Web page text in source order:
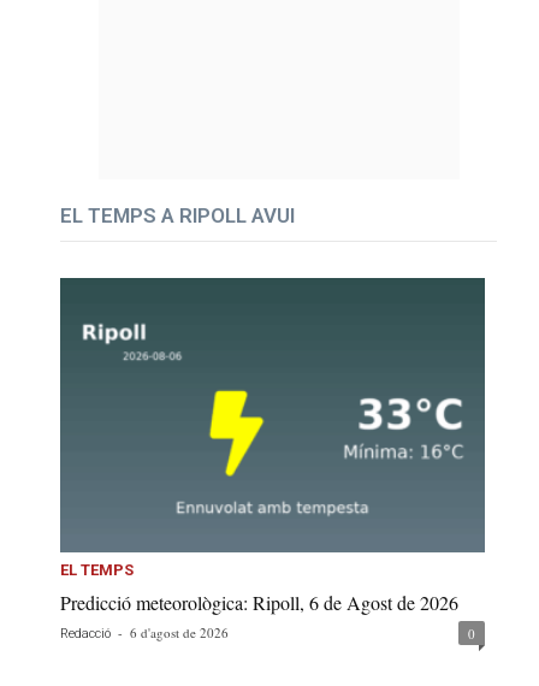
EL TEMPS A RIPOLL AVUI
EL TEMPS
Predicció meteorològica: Ripoll, 6 de Agost de 2026
Redacció - 6 d'agost de 2026 0